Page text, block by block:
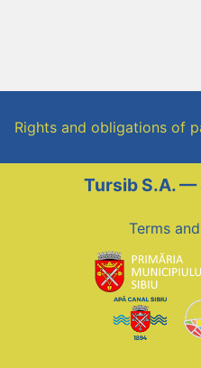
Rights and obligations of
Tursib S.A. —
Terms